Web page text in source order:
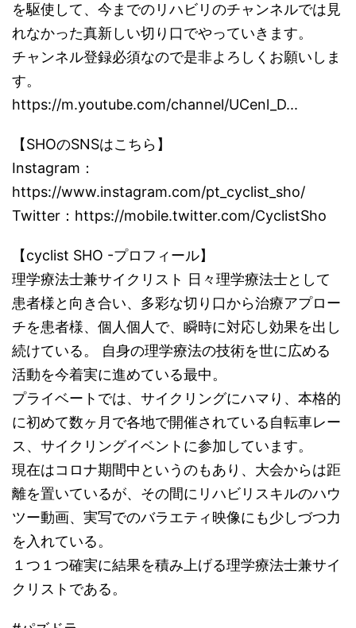
を駆使して、今までのリハビリのチャンネルでは見
れなかった真新しい切り口でやっていきます。
チャンネル登録必須なので是非よろしくお願いしま
す。
https://m.youtube.com/channel/UCenl_D...
【SHOのSNSはこちら】
Instagram：
https://www.instagram.com/pt_cyclist_sho/
Twitter：https://mobile.twitter.com/CyclistSho
【cyclist SHO -プロフィール】
理学療法士兼サイクリスト 日々理学療法士として
患者様と向き合い、多彩な切り口から治療アプロー
チを患者様、個人個人で、瞬時に対応し効果を出し
続けている。 自身の理学療法の技術を世に広める
活動を今着実に進めている最中。
プライベートでは、サイクリングにハマり、本格的
に初めて数ヶ月で各地で開催されている自転車レー
ス、サイクリングイベントに参加しています。
現在はコロナ期間中というのもあり、大会からは距
離を置いているが、その間にリハビリスキルのハウ
ツー動画、実写でのバラエティ映像にも少しづつ力
を入れている。
１つ１つ確実に結果を積み上げる理学療法士兼サイ
クリストである。